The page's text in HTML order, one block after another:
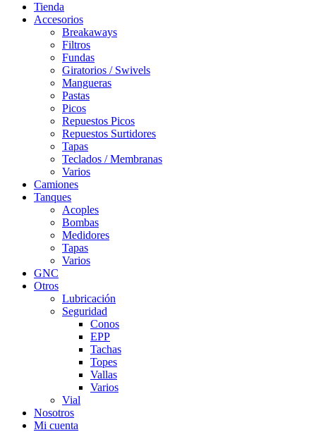
Tienda
Accesorios
Breakaways
Filtros
Fundas
Giratorios / Swivels
Mangueras
Pastas
Picos
Repuestos Picos
Repuestos Surtidores
Tapas
Teclados / Membranas
Varios
Camiones
Tanques
Acoples
Bombas
Medidores
Tapas
Varios
GNC
Otros
Lubricación
Seguridad
Conos
EPP
Tachas
Topes
Vallas
Varios
Vial
Nosotros
Mi cuenta